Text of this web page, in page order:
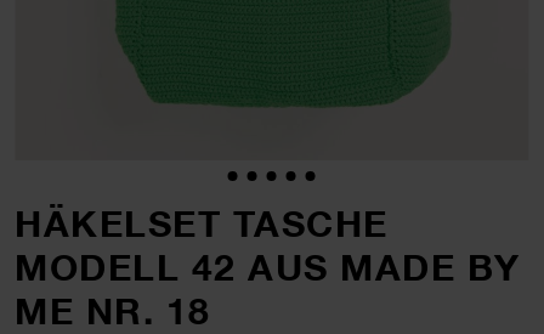
HÄKELSET TASCHE
MODELL 42 AUS MADE BY
ME NR. 18